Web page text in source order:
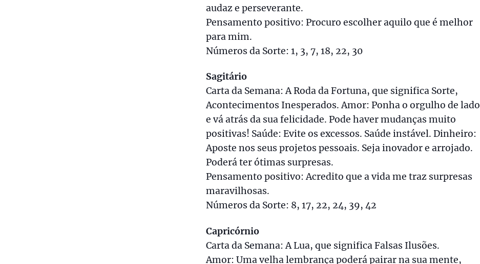
audaz e perseverante.
Pensamento positivo: Procuro escolher aquilo que é melhor
para mim.
Números da Sorte: 1, 3, 7, 18, 22, 30
Sagitário
Carta da Semana: A Roda da Fortuna, que significa Sorte,
Acontecimentos Inesperados. Amor: Ponha o orgulho de lado
e vá atrás da sua felicidade. Pode haver mudanças muito
positivas! Saúde: Evite os excessos. Saúde instável. Dinheiro:
Aposte nos seus projetos pessoais. Seja inovador e arrojado.
Poderá ter ótimas surpresas.
Pensamento positivo: Acredito que a vida me traz surpresas
maravilhosas.
Números da Sorte: 8, 17, 22, 24, 39, 42
Capricórnio
Carta da Semana: A Lua, que significa Falsas Ilusões.
Amor: Uma velha lembrança poderá pairar na sua mente,